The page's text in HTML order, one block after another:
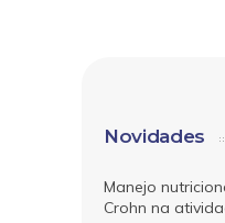
Novidades
Manejo
Crohn na